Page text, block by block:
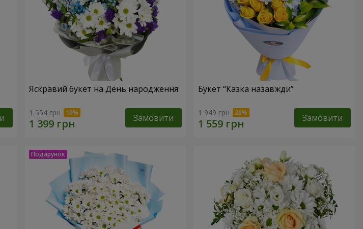
Яскравий букет на День народження
1 554 грн Замовити
Букет “Казка назавжди”
1 949 грн Замовити